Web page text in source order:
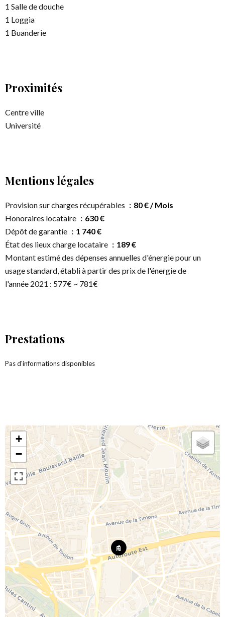
1 Salle de douche
1 Loggia
1 Buanderie
Proximités
Centre ville
Université
Mentions légales
Provision sur charges récupérables
80 € / Mois
Honoraires locataire
630 €
Dépôt de garantie
1 740 €
État des lieux charge locataire
189 €
Montant estimé des dépenses annuelles d'énergie pour un
usage standard, établi à partir des prix de l'énergie de
l'année 2021 : 577€ ~ 781€
Prestations
Pas d'informations disponibles
+
−